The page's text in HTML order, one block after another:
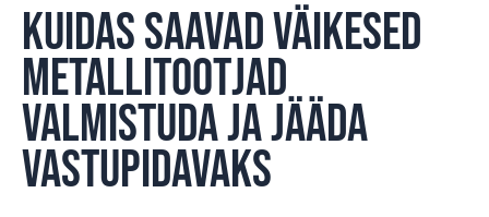
Kuidas saavad väikesed
metallitootjad
valmistuda ja jääda
vastupidavaks